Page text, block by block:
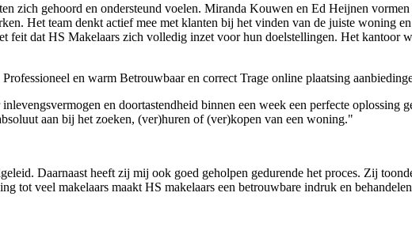
zich gehoord en ondersteund voelen. Miranda Kouwen en Ed Heijnen vormen
Het team denkt actief mee met klanten bij het vinden van de juiste woning
feit dat HS Makelaars zich volledig inzet voor hun doelstellingen. Het kantoor
Professioneel en warm Betrouwbaar en correct Trage online plaatsing
en doortastendheid binnen een week een perfecte oplossing
aan bij het zoeken, (ver)huren of (ver)kopen van een woning."
Daarnaast heeft zij mij ook goed geholpen gedurende het proces. Zij
tot veel makelaars maakt HS makelaars een betrouwbare indruk en